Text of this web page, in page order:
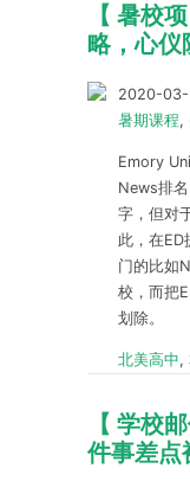
【 暑校
略，心仪
2020-
暑期课程,
Emory
News排
字，但对
此，在
门的比如
校，而把
划除。
北美高中,
【 学校
件事差点